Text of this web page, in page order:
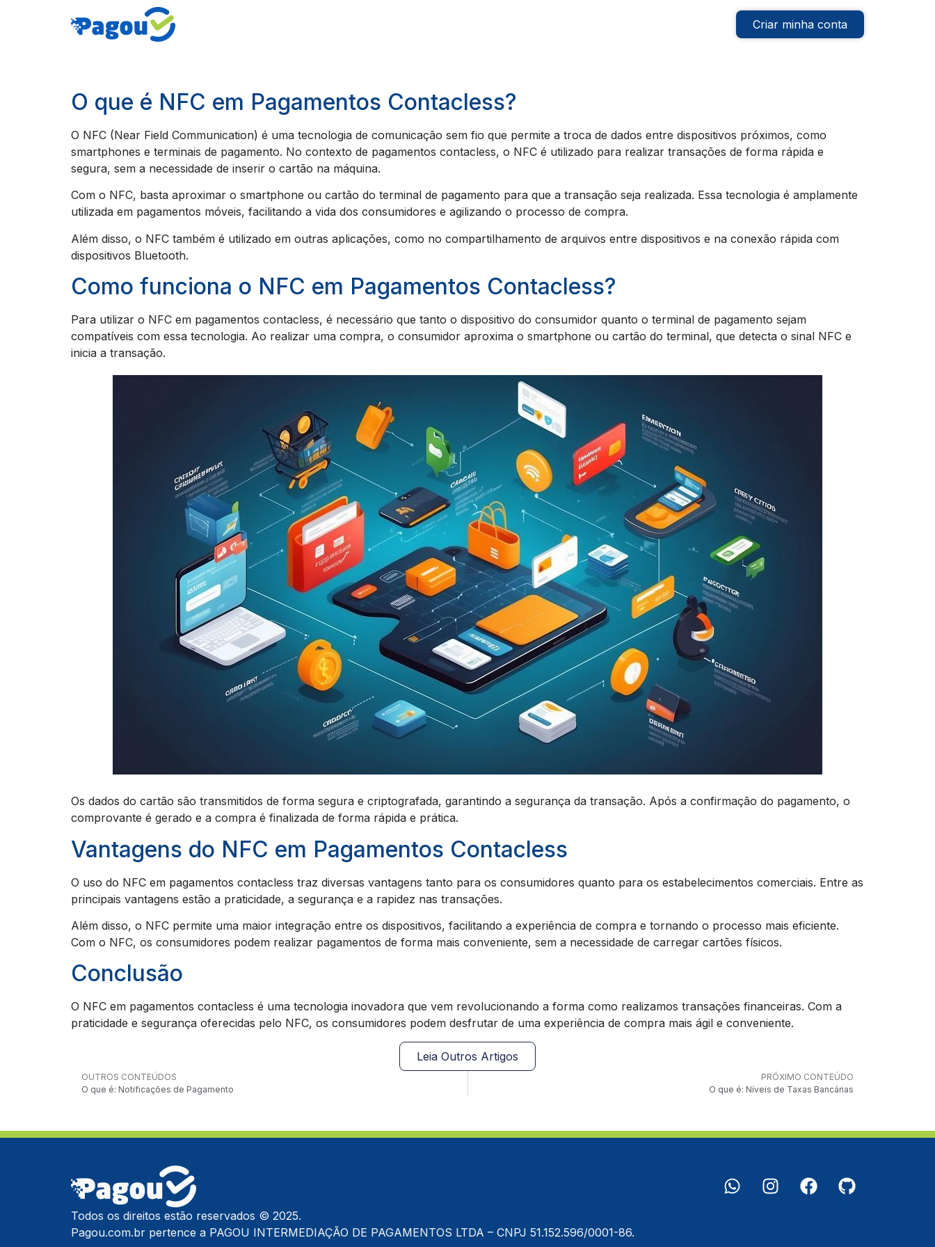
Criar minha conta
O que é NFC em Pagamentos Contacless?
O NFC (Near Field Communication) é uma tecnologia de comunicação sem fio que permite a troca de dados entre dispositivos próximos, como
smartphones e terminais de pagamento. No contexto de pagamentos contacless, o NFC é utilizado para realizar transações de forma rápida e
segura, sem a necessidade de inserir o cartão na máquina.
Com o NFC, basta aproximar o smartphone ou cartão do terminal de pagamento para que a transação seja realizada. Essa tecnologia é amplamente
utilizada em pagamentos móveis, facilitando a vida dos consumidores e agilizando o processo de compra.
Além disso, o NFC também é utilizado em outras aplicações, como no compartilhamento de arquivos entre dispositivos e na conexão rápida com
dispositivos Bluetooth.
Como funciona o NFC em Pagamentos Contacless?
Para utilizar o NFC em pagamentos contacless, é necessário que tanto o dispositivo do consumidor quanto o terminal de pagamento sejam
compatíveis com essa tecnologia. Ao realizar uma compra, o consumidor aproxima o smartphone ou cartão do terminal, que detecta o sinal NFC e
inicia a transação.
Os dados do cartão são transmitidos de forma segura e criptografada, garantindo a segurança da transação. Após a confirmação do pagamento, o
comprovante é gerado e a compra é finalizada de forma rápida e prática.
Vantagens do NFC em Pagamentos Contacless
O uso do NFC em pagamentos contacless traz diversas vantagens tanto para os consumidores quanto para os estabelecimentos comerciais. Entre as
principais vantagens estão a praticidade, a segurança e a rapidez nas transações.
Além disso, o NFC permite uma maior integração entre os dispositivos, facilitando a experiência de compra e tornando o processo mais eficiente.
Com o NFC, os consumidores podem realizar pagamentos de forma mais conveniente, sem a necessidade de carregar cartões físicos.
Conclusão
O NFC em pagamentos contacless é uma tecnologia inovadora que vem revolucionando a forma como realizamos transações financeiras. Com a
praticidade e segurança oferecidas pelo NFC, os consumidores podem desfrutar de uma experiência de compra mais ágil e conveniente.
Leia Outros Artigos
OUTROS CONTEÚDOS
O que é: Notificações de Pagamento
PRÓXIMO CONTEÚDO
O que é: Níveis de Taxas Bancárias
Todos os direitos estão reservados © 2025.
Pagou.com.br pertence a PAGOU INTERMEDIAÇÃO DE PAGAMENTOS LTDA – CNPJ 51.152.596/0001-86.